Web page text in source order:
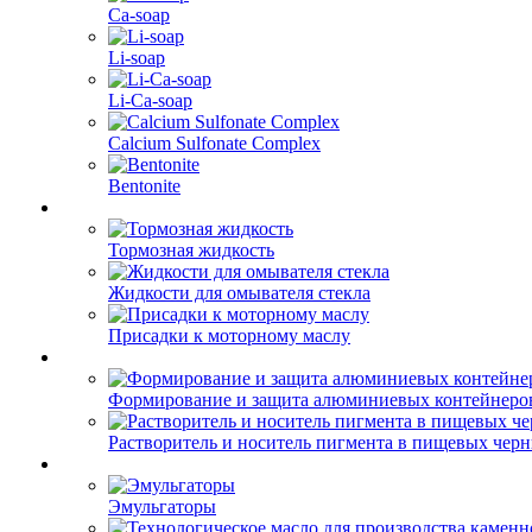
Ca-soap
Li-soap
Li-Ca-soap
Calcium Sulfonate Complex
Bentonite
Тормозная жидкость
Жидкости для омывателя стекла
Присадки к моторному маслу
Формирование и защита алюминиевых
Растворитель и носитель пигмента в пищевых
Эмульгаторы